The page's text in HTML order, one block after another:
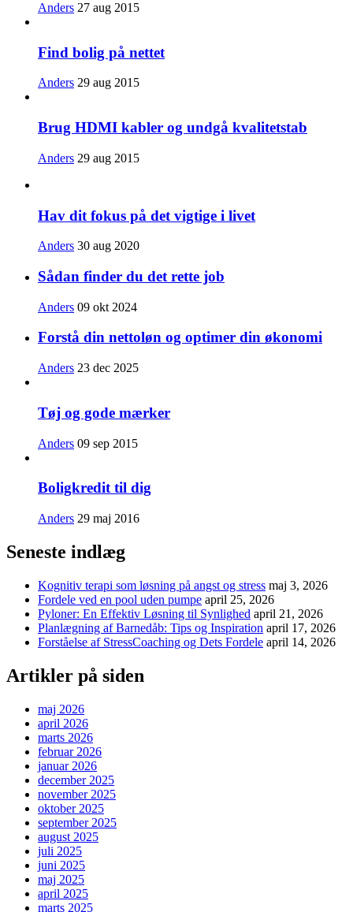
Anders 27 aug 2015
Find bolig på nettet
Anders 29 aug 2015
Brug HDMI kabler og undgå kvalitetstab
Anders 29 aug 2015
Hav dit fokus på det vigtige i livet
Anders 30 aug 2020
Sådan finder du det rette job
Anders 09 okt 2024
Forstå din nettoløn og optimer din økonomi
Anders 23 dec 2025
Tøj og gode mærker
Anders 09 sep 2015
Boligkredit til dig
Anders 29 maj 2016
Seneste indlæg
Kognitiv terapi som løsning på angst og stress maj 3, 2026
Fordele ved en pool uden pumpe april 25, 2026
Pyloner: En Effektiv Løsning til Synlighed april 21, 2026
Planlægning af Barnedåb: Tips og Inspiration april 17, 2026
Forståelse af StressCoaching og Dets Fordele april 14, 2026
Artikler på siden
maj 2026
april 2026
marts 2026
februar 2026
januar 2026
december 2025
november 2025
oktober 2025
september 2025
august 2025
juli 2025
juni 2025
maj 2025
april 2025
marts 2025